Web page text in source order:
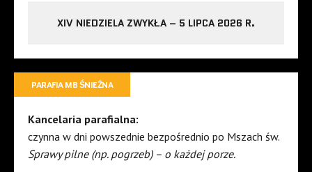
XIV NIEDZIELA ZWYKŁA – 5 LIPCA 2026 R.
PARAFIA MB ŚNIEŻNA
Kancelaria parafialna:
czynna w dni powszednie bezpośrednio po Mszach św.
Sprawy pilne (np. pogrzeb) – o każdej porze.